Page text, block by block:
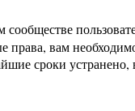
права, вам
сроки